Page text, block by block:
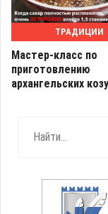
ТРАДИЦИИ
Мастер-класс по
приготовлению
архангельских